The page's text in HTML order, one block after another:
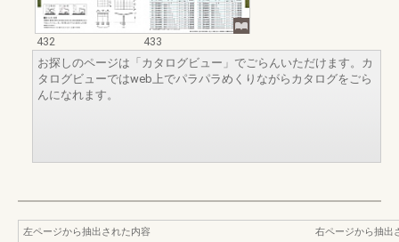
432
433
お探しのページは「カタログビュー」でごらんいただけます。カ
タログビューではweb上でパラパラめくりながらカタログをごら
んになれます。
左ページから抽出された内容
右ページから抽出